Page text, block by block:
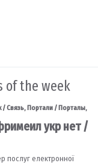
of the week